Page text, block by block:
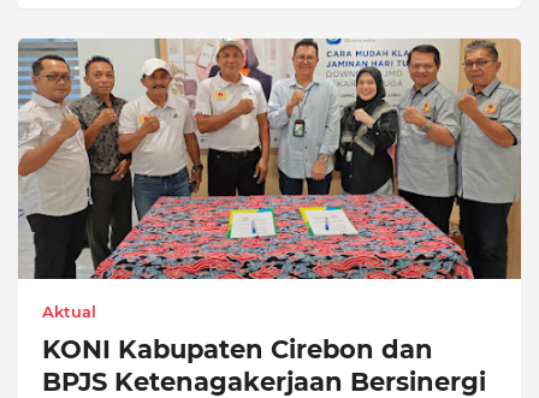
Aktual
KONI Kabupaten Cirebon dan
BPJS Ketenagakerjaan Bersinergi